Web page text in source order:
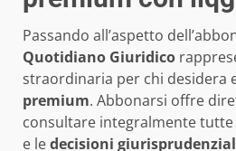
Passando all’aspetto
Quotidiano Giuridico
straordinaria per chi desidera
premium. Abbonarsi offre
consultare integralmente tutte
e ledecisioni